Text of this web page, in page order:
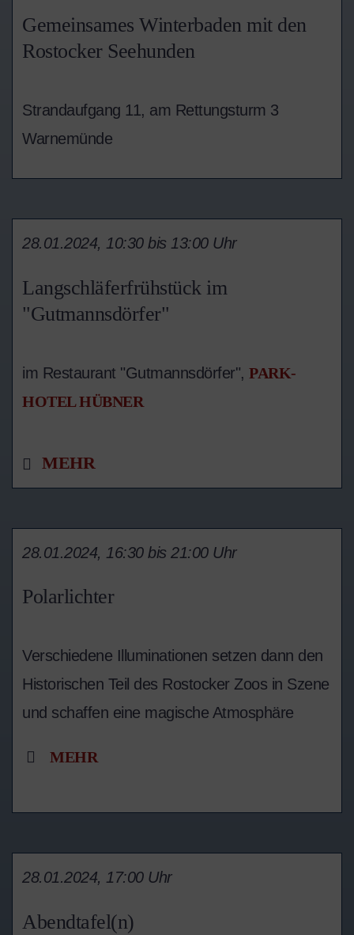
Gemeinsames Winterbaden mit den
Rostocker Seehunden
Strandaufgang 11, am Rettungsturm 3
Warnemünde
Langschläferfrühstück im
"Gutmannsdörfer"
28.01.2024, 10:30 bis 13:00 Uhr
im Restaurant "Gutmannsdörfer", PARK-
HOTEL HÜBNER
MEHR
Polarlichter
28.01.2024, 16:30 bis 21:00 Uhr
Verschiedene Illuminationen setzen dann den
Historischen Teil des Rostocker Zoos in Szene
und schaffen eine magische Atmosphäre
MEHR
Abendtafel(n)
28.01.2024, 17:00 Uhr